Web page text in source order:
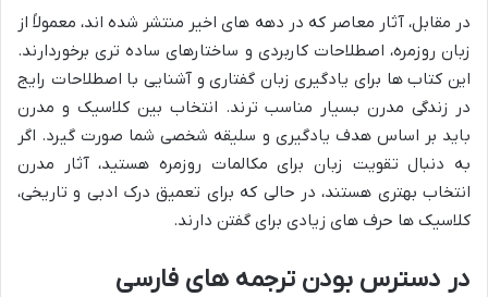
در مقابل، آثار معاصر که در دهه های اخیر منتشر شده اند، معمولاً از
زبان روزمره، اصطلاحات کاربردی و ساختارهای ساده تری برخوردارند.
این کتاب ها برای یادگیری زبان گفتاری و آشنایی با اصطلاحات رایج
در زندگی مدرن بسیار مناسب ترند. انتخاب بین کلاسیک و مدرن
باید بر اساس هدف یادگیری و سلیقه شخصی شما صورت گیرد. اگر
به دنبال تقویت زبان برای مکالمات روزمره هستید، آثار مدرن
انتخاب بهتری هستند، در حالی که برای تعمیق درک ادبی و تاریخی،
کلاسیک ها حرف های زیادی برای گفتن دارند.
در دسترس بودن ترجمه های فارسی